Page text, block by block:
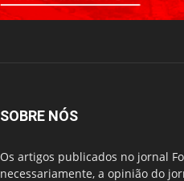
SOBRE NÓS
Os artigos publicados no jornal
necessariamente, a opinião do